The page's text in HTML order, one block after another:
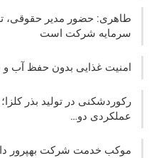
طاهری: حضور مدیر حقوقی،
سرمایه شرکت‌ است
امنیت غذایی بدون حفظ آب
عملکردی دو…
موکب خدمت شرکت بهپرور